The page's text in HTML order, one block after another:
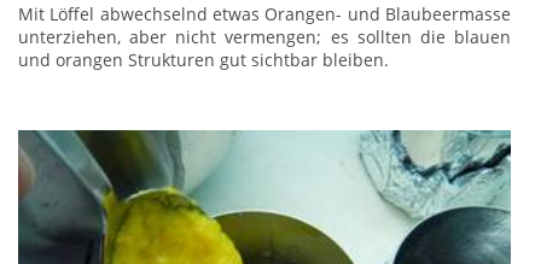
Mit Löffel abwechselnd etwas Orangen- und Blaubeermasse
unterziehen, aber nicht vermengen; es sollten die blauen
und orangen Strukturen gut sichtbar bleiben.